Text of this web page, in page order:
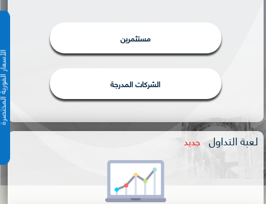
الأسعار
مستثمرين
الشركات المدرجة
لعبة التداول جديد